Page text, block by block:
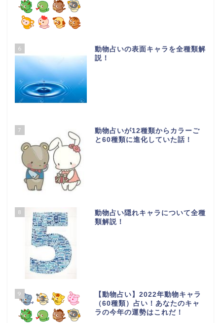
6
動物占いの表面キャラを全種類解
説！
7
動物占いが12種類からカラーご
と60種類に進化していた話！
8
動物占い隠れキャラについて全種
類解説！
9
【動物占い】2022年動物キャラ
（60種類）占い！あなたのキャ
ラの今年の運勢はこれだ！